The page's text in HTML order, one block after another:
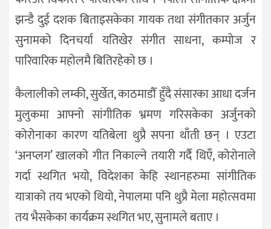
झन्डै दुई दशक बिताइसकेका गायक तथा संगीतकार अर्जुन
सुनामको दिनचर्या यतिखेर संगीत साधना, कम्पोज र
पारिवारिक महोलमै बितिरहेको छ ।
कैलालीको लम्की, सुर्खेत, काठमाडौँ हुँदै संसारका आधा दर्जन
मुलुकमा आफ्नो सांगीतिक भ्रमण गरिसकेका अर्जुनको
कोरोनाका कारण यतिबेला थुप्रै सपना थाँती छन् । एउटा
‘अनप्लग’ खालको गीत निकाल्ने तयारी गर्दै थिएँ, कोरोनाले
गर्दा स्थगित भयो, विदेशका केहि स्थानहरुमा सांगीतिक
यात्राको तय भएको थियो, नेपालमा पनि थुप्रै मेला महोत्सवमा
तय भैसकेका कार्यक्रम स्थगित भए, सुनामले बताए ।